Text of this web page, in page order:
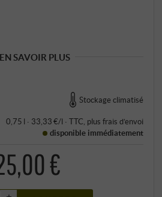
EN SAVOIR PLUS
Stockage climatisé
0,75 l · 33,33 €/l · TTC , plus frais d’envoi
disponible immédiatement
€